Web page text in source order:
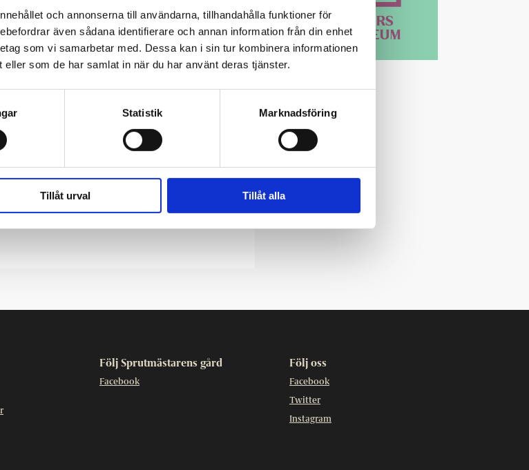
och annonserna till användarna, tillhandahålla funktioner för
även sådana identifierare och annan information från din enhet
som vi samarbetar med. Dessa kan i sin tur kombinera informationen
som de har samlat in när du har använt deras tjänster.
Statistik Marknadsföring
Tillåt urval Tillåt alla
och hos frändefolk närmare våra
dissonanser och längtansfulla
upplevelse och den nutida
Följ Sprutmästarens gård
Facebook
Följ oss
Facebook
Twitter
Instagram